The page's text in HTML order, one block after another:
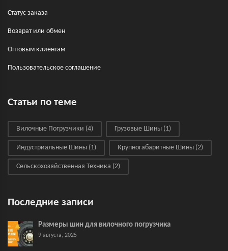
Статус заказа
Возврат или обмен
Оптовым клиентам
Пользовательское соглашение
Статьи по теме
Вилочные Погрузчики (4) Грузовые Шины (1)
Индустриальные Шины (1) Крупногабаритные Шины (2)
Сельскохозяйственная Техника (2)
Последние записи
Размеры шин для вилочного погрузчика
9 августа, 2025